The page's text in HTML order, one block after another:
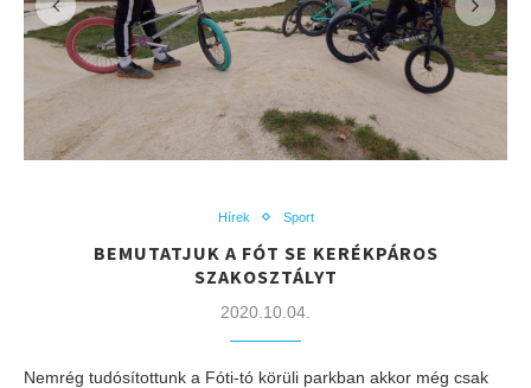
Hírek Sport
BEMUTATJUK A FÓT SE KERÉKPÁROS
SZAKOSZTÁLYT
2020.10.04.
Nemrég tudósítottunk a Fóti-tó körüli parkban akkor még csak